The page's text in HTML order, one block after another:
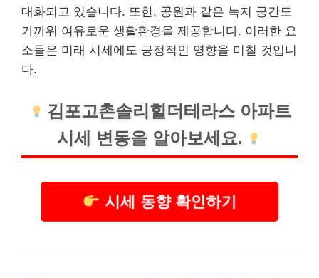
대화되고 있습니다. 또한, 공원과 같은 녹지 공간도
가까워 여유로운 생활환경을 제공합니다. 이러한 요
소들은 미래 시세에도 긍정적인 영향을 미칠 것입니
다.
김포고촌솔리힐더테라스 아파트
시세 변동을 알아보세요.
시세 동향 확인하기